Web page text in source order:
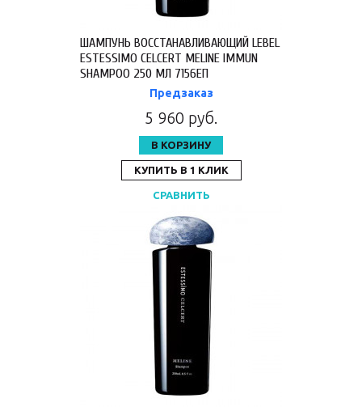
ШАМПУНЬ ВОССТАНАВЛИВАЮЩИЙ LEBEL
ESTESSIMO CELCERT MELINE IMMUN
SHAMPOO 250 МЛ 7156ЕП
Предзаказ
5 960 руб.
В КОРЗИНУ
КУПИТЬ В 1 КЛИК
СРАВНИТЬ